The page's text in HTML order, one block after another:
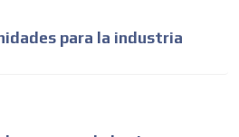
para la industria